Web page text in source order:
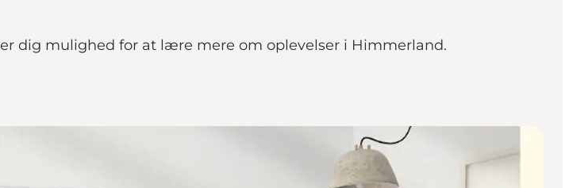
dig mulighed for at lære mere om oplevelser i Himmerland.